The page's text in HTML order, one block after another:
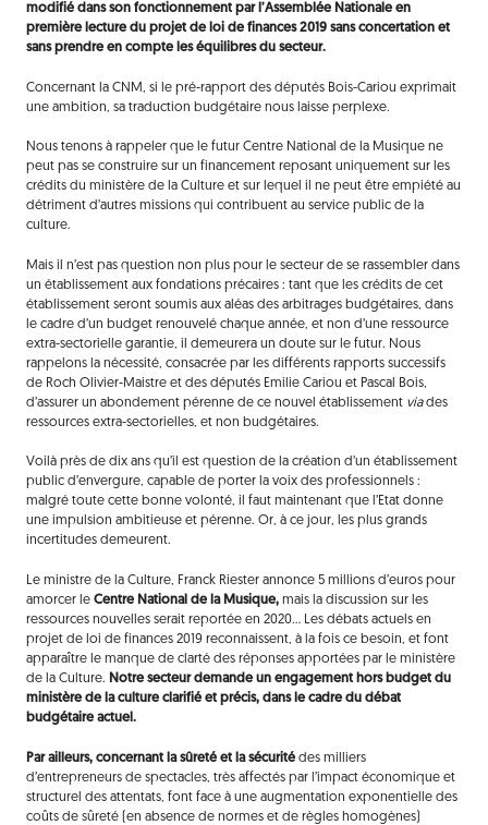
modifié dans son fonctionnement par l’Assemblée Nationale en
première lecture du projet de loi de finances 2019 sans concertation et
sans prendre en compte les équilibres du secteur.
Concernant la CNM, si le pré-rapport des députés Bois-Cariou exprimait
une ambition, sa traduction budgétaire nous laisse perplexe.
Nous tenons à rappeler que le futur Centre National de la Musique ne
peut pas se construire sur un financement reposant uniquement sur les
crédits du ministère de la Culture et sur lequel il ne peut être empiété au
détriment d’autres missions qui contribuent au service public de la
culture.
Mais il n’est pas question non plus pour le secteur de se rassembler dans
un établissement aux fondations précaires : tant que les crédits de cet
établissement seront soumis aux aléas des arbitrages budgétaires, dans
le cadre d’un budget renouvelé chaque année, et non d’une ressource
extra-sectorielle garantie, il demeurera un doute sur le futur. Nous
rappelons la nécessité, consacrée par les différents rapports successifs
de Roch Olivier-Maistre et des députés Emilie Cariou et Pascal Bois,
d’assurer un abondement pérenne de ce nouvel établissement viades
ressources extra-sectorielles, et non budgétaires.
Voilà près de dix ans qu’il est question de la création d’un établissement
public d’envergure, capable de porter la voix des professionnels :
malgré toute cette bonne volonté, il faut maintenant que l’Etat donne
une impulsion ambitieuse et pérenne. Or, à ce jour, les plus grands
incertitudes demeurent.
Le ministre de la Culture, Franck Riester annonce 5 millions d’euros pour
amorcer le Centre National de la Musique, mais la discussion sur les
ressources nouvelles serait reportée en 2020… Les débats actuels en
projet de loi de finances 2019 reconnaissent, à la fois ce besoin, et font
apparaître le manque de clarté des réponses apportées par le ministère
de la Culture. Notre secteur demande un engagement hors budget du
ministère de la culture clarifié et précis, dans le cadre du débat
budgétaire actuel.
Par ailleurs, concernant la sûreté et la sécurité des milliers
d’entrepreneurs de spectacles, très affectés par l’impact économique et
structurel des attentats, font face à une augmentation exponentielle des
coûts de sûreté (en absence de normes et de règles homogènes)